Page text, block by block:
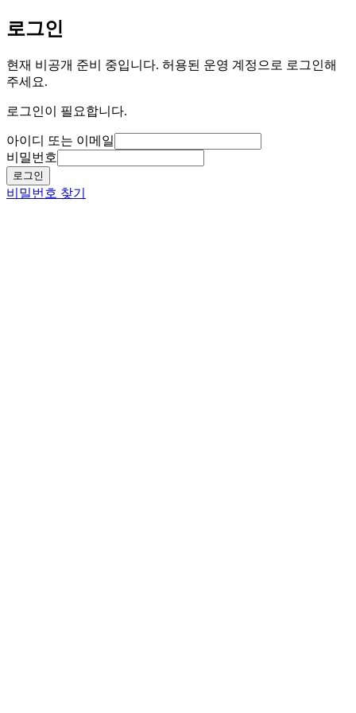
로그인
현재 비공개 준비 중입니다. 허용된 운영 계정으로 로그인해
주세요.
로그인이 필요합니다.
아이디 또는 이메일
비밀번호
로그인
비밀번호 찾기